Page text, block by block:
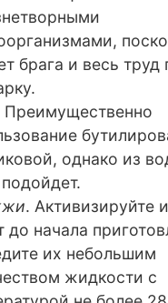
брага и весь труд
Преимущественно
однако из
. Активизируйте
до начала
их небольшим
жидкости с